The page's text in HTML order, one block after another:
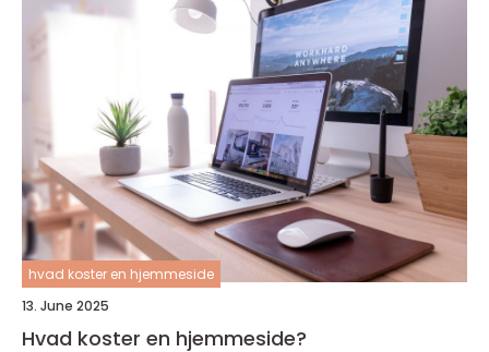
hvad koster en hjemmeside
13. June 2025
Hvad koster en hjemmeside?